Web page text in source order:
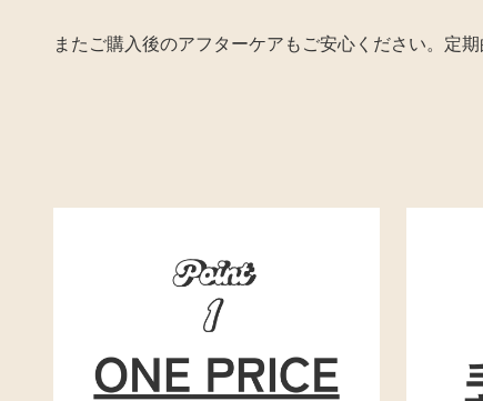
またご購入後のアフターケアもご安心ください。定